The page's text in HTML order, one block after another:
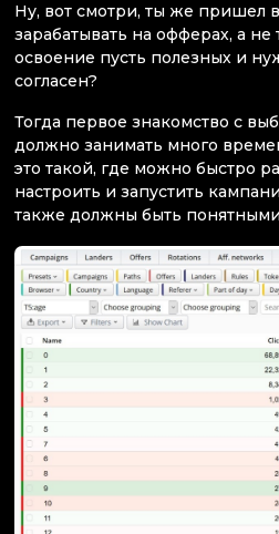
Ну, вот смотри, ты же пришел
зарабатывать на офферах, а не
освоение пусть полезных и
согласен?
Тогда первое знакомство с
должно занимать много
это такой, где можно быстро
настроить и запустить
также должны быть понятными